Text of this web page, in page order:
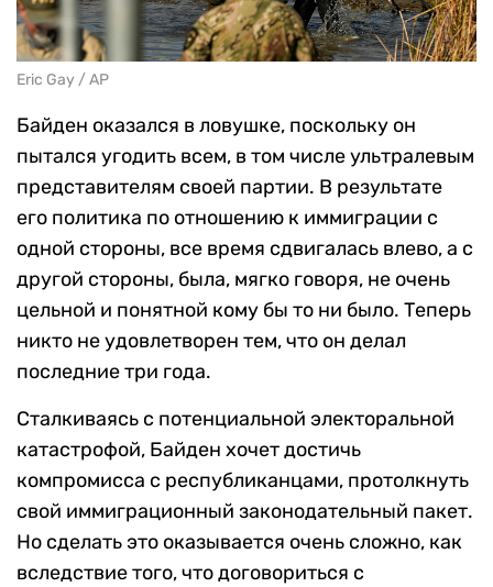
Eric Gay / AP
Байден оказался в ловушке, поскольку он
пытался угодить всем, в том числе ультралевым
представителям своей партии. В результате
его политика по отношению к иммиграции с
одной стороны, все время сдвигалась влево, а с
другой стороны, была, мягко говоря, не очень
цельной и понятной кому бы то ни было. Теперь
никто не удовлетворен тем, что он делал
последние три года.
Сталкиваясь с потенциальной электоральной
катастрофой, Байден хочет достичь
компромисса с республиканцами, протолкнуть
свой иммиграционный законодательный пакет.
Но сделать это оказывается очень сложно, как
вследствие того, что договориться с